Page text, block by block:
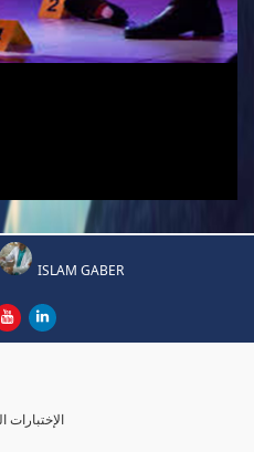
ISLAM GABER
الإختبارات